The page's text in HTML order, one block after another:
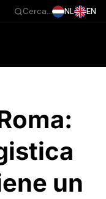
Cerca... NL EN
un